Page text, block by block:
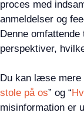
proces med
anmeldelser og
Denne
perspektiver,
Du kan læse mere
stole på os” og “
misinformation er